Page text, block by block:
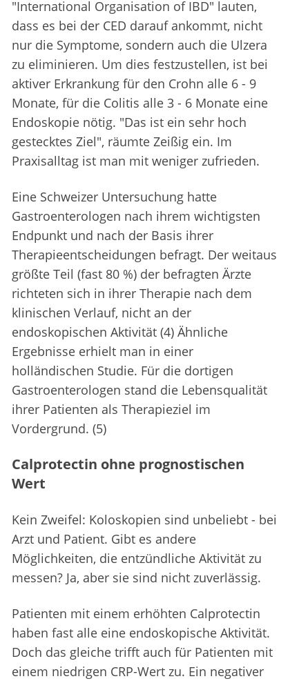
"International Organisation of IBD" lauten,
dass es bei der CED darauf ankommt, nicht
nur die Symptome, sondern auch die Ulzera
zu eliminieren. Um dies festzustellen, ist bei
aktiver Erkrankung für den Crohn alle 6 - 9
Monate, für die Colitis alle 3 - 6 Monate eine
Endoskopie nötig. "Das ist ein sehr hoch
gestecktes Ziel", räumte Zeißig ein. Im
Praxisalltag ist man mit weniger zufrieden.
Eine Schweizer Untersuchung hatte
Gastroenterologen nach ihrem wichtigsten
Endpunkt und nach der Basis ihrer
Therapieentscheidungen befragt. Der weitaus
größte Teil (fast 80 %) der befragten Ärzte
richteten sich in ihrer Therapie nach dem
klinischen Verlauf, nicht an der
endoskopischen Aktivität (4) Ähnliche
Ergebnisse erhielt man in einer
holländischen Studie. Für die dortigen
Gastroenterologen stand die Lebensqualität
ihrer Patienten als Therapieziel im
Vordergrund. (5)
Calprotectin ohne prognostischen
Wert
Kein Zweifel: Koloskopien sind unbeliebt - bei
Arzt und Patient. Gibt es andere
Möglichkeiten, die entzündliche Aktivität zu
messen? Ja, aber sie sind nicht zuverlässig.
Patienten mit einem erhöhten Calprotectin
haben fast alle eine endoskopische Aktivität.
Doch das gleiche trifft auch für Patienten mit
einem niedrigen CRP-Wert zu. Ein negativer